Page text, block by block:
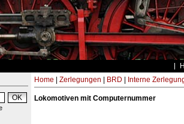
Home Zerlegungen BRD Interne
Lokomotiven mit Computernummer